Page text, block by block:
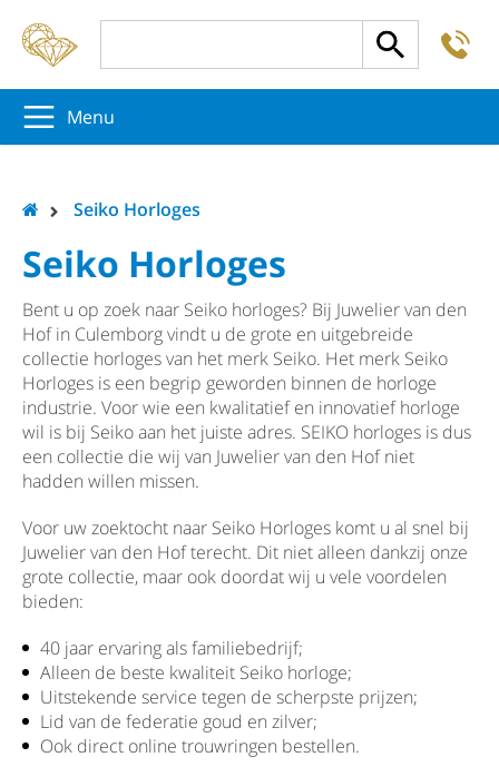
Menu
Seiko Horloges
Seiko Horloges
Bent u op zoek naar Seiko horloges? Bij Juwelier van den
Hof in Culemborg vindt u de grote en uitgebreide
collectie horloges van het merk Seiko. Het merk Seiko
Horloges is een begrip geworden binnen de horloge
industrie. Voor wie een kwalitatief en innovatief horloge
wil is bij Seiko aan het juiste adres. SEIKO horloges is dus
een collectie die wij van Juwelier van den Hof niet
hadden willen missen.
Voor uw zoektocht naar Seiko Horloges komt u al snel bij
Juwelier van den Hof terecht. Dit niet alleen dankzij onze
grote collectie, maar ook doordat wij u vele voordelen
bieden:
40 jaar ervaring als familiebedrijf;
Alleen de beste kwaliteit Seiko horloge;
Uitstekende service tegen de scherpste prijzen;
Lid van de federatie goud en zilver;
Ook direct online trouwringen bestellen.